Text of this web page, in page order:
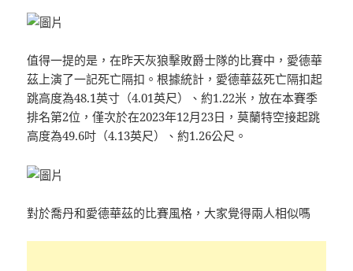
值得一提的是，在昨天灰狼擊敗爵士隊的比賽中，愛德華
茲上演了一記死亡隔扣。根據統計，愛德華茲死亡隔扣起
跳高度為48.1英寸（4.01英尺）、約1.22米，放在本賽季
排名第2位，僅次於在2023年12月23日，莫蘭特空接起跳
高度為49.6吋（4.13英尺）、約1.26公尺。
對於喬丹和愛德華茲的比賽風格，大家覺得兩人相似嗎